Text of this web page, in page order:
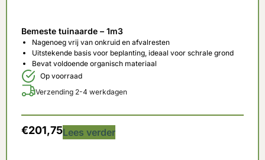
Bemeste tuinaarde – 1m3
Nagenoeg vrij van onkruid en afvalresten
Uitstekende basis voor beplanting, ideaal voor schrale grond
Bevat voldoende organisch materiaal
Op voorraad
Verzending 2-4 werkdagen
€201,75Lees verder